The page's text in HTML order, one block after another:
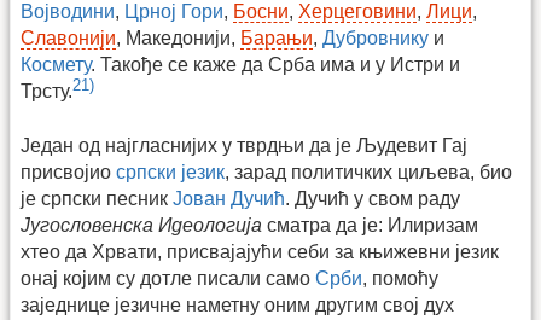
Војводини, Црној Гори, Босни, Херцеговини, Лици,
Славонији, Македонији, Барањи, Дубровнику и
Космету. Такође се каже да Срба има и у Истри и
Трсту.21)
Један од најгласнијих у тврдњи да је Људевит Гај
присвојио српски језик, зарад политичких циљева, био
је српски песник Јован Дучић. Дучић у свом раду
Југословенска Идеологија сматра да је: Илиризам
хтео да Хрвати, присвајајући себи за књижевни језик
онај којим су дотле писали само Срби, помоћу
заједнице језичне наметну оним другим свој дух